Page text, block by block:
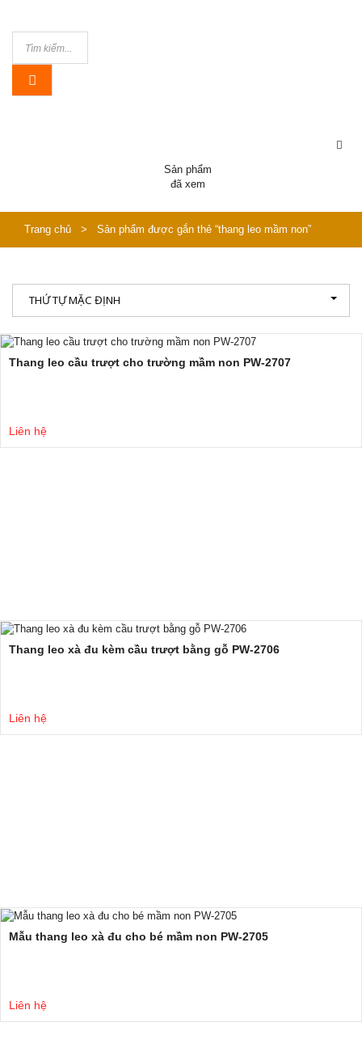
Sản phẩm
đã xem
Trang chủ > Sản phẩm được gắn thẻ “thang leo mầm non”
THỨ TỰ MẶC ĐỊNH
Thang leo cầu trượt cho trường mầm non PW-2707
Liên hệ
Thang leo xà đu kèm cầu trượt bằng gỗ PW-2706
Liên hệ
Mẫu thang leo xà đu cho bé mầm non PW-2705
Liên hệ